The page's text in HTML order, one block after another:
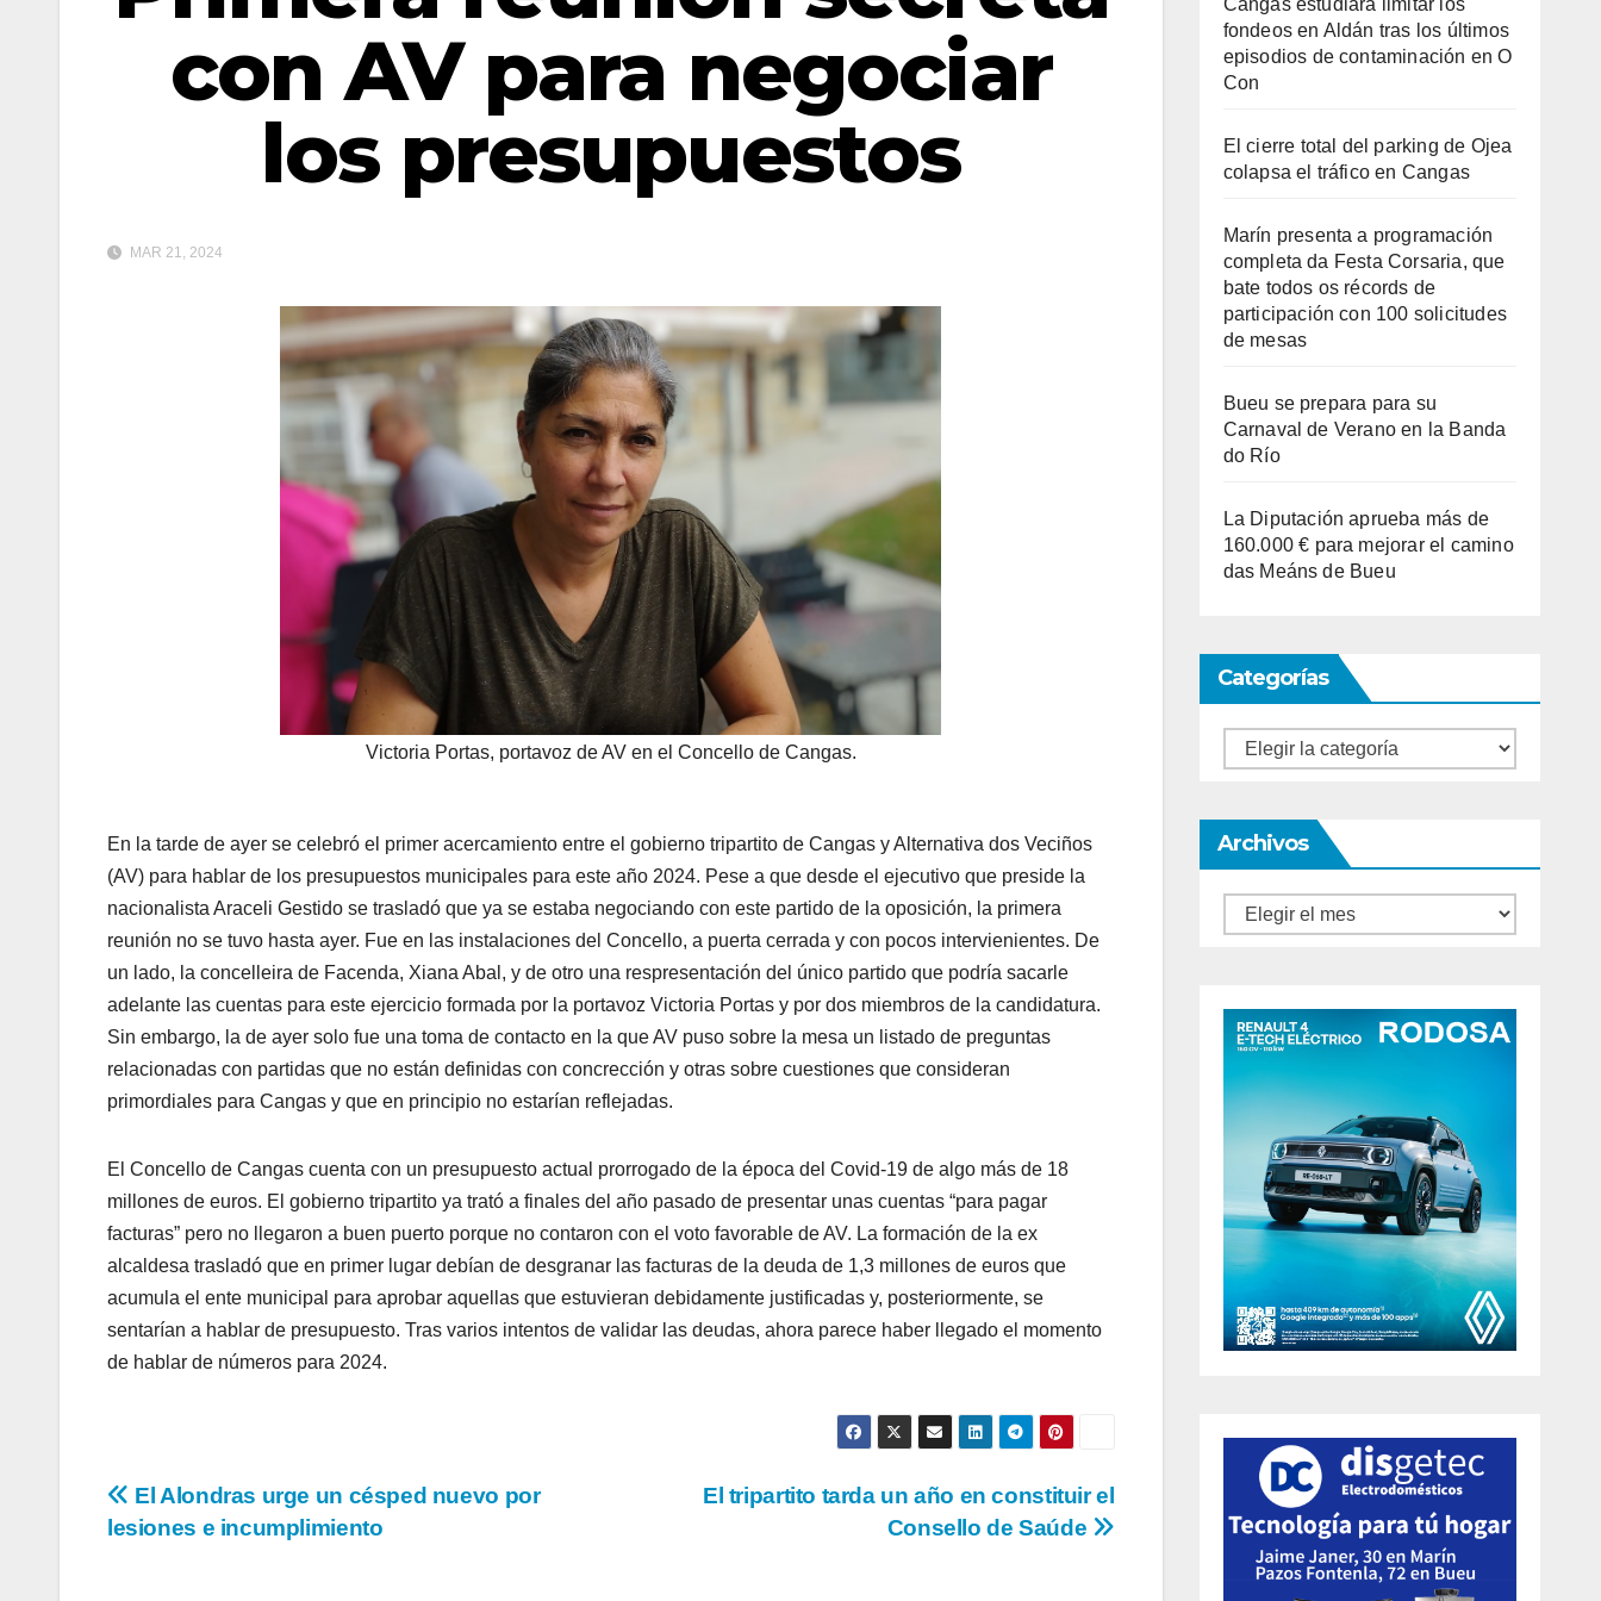
con AV para negociar
los presupuestos
MAR 21, 2024
Victoria Portas, portavoz de AV en el Concello de Cangas.
En la tarde de ayer se celebró el primer acercamiento entre el gobierno tripartito de Cangas y Alternativa dos Veciños
(AV) para hablar de los presupuestos municipales para este año 2024. Pese a que desde el ejecutivo que preside la
nacionalista Araceli Gestido se trasladó que ya se estaba negociando con este partido de la oposición, la primera
reunión no se tuvo hasta ayer. Fue en las instalaciones del Concello, a puerta cerrada y con pocos intervienientes. De
un lado, la concelleira de Facenda, Xiana Abal, y de otro una respresentación del único partido que podría sacarle
adelante las cuentas para este ejercicio formada por la portavoz Victoria Portas y por dos miembros de la candidatura.
Sin embargo, la de ayer solo fue una toma de contacto en la que AV puso sobre la mesa un listado de preguntas
relacionadas con partidas que no están definidas con concrección y otras sobre cuestiones que consideran
primordiales para Cangas y que en principio no estarían reflejadas.
El Concello de Cangas cuenta con un presupuesto actual prorrogado de la época del Covid-19 de algo más de 18
millones de euros. El gobierno tripartito ya trató a finales del año pasado de presentar unas cuentas “para pagar
facturas” pero no llegaron a buen puerto porque no contaron con el voto favorable de AV. La formación de la ex
alcaldesa trasladó que en primer lugar debían de desgranar las facturas de la deuda de 1,3 millones de euros que
acumula el ente municipal para aprobar aquellas que estuvieran debidamente justificadas y, posteriormente, se
sentarían a hablar de presupuesto. Tras varios intentos de validar las deudas, ahora parece haber llegado el momento
de hablar de números para 2024.
Navegación
El tripartito tarda un año en constituir el
Consello de Saúde
El Alondras urge un césped nuevo por
lesiones e incumplimiento
fondeos en Aldán tras los últimos
episodios de contaminación en O
Con
El cierre total del parking de Ojea
colapsa el tráfico en Cangas
Marín presenta a programación
completa da Festa Corsaria, que
bate todos os récords de
participación con 100 solicitudes
de mesas
Bueu se prepara para su
Carnaval de Verano en la Banda
do Río
La Diputación aprueba más de
160.000 € para mejorar el camino
das Meáns de Bueu
Categorías
Categorías
Archivos
Archivos